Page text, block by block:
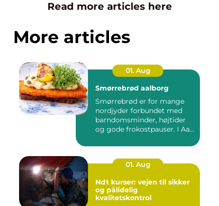
Read more articles here
More articles
01. Aug
Smørrebrød aalborg
Smørrebrød er for mange
nordjyder forbundet med
barndomsminder, højtider
og gode frokostpauser. I Aa...
01. Aug
Ndt kurser: vejen til sikker
og pålidelig
kvalitetskontrol